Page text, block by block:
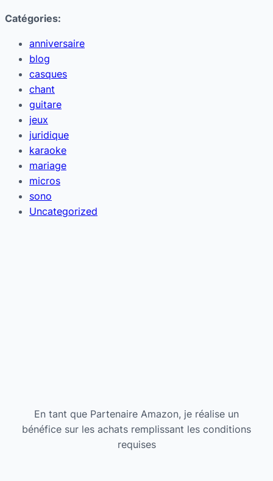
Catégories:
anniversaire
blog
casques
chant
guitare
jeux
juridique
karaoke
mariage
micros
sono
Uncategorized
En tant que Partenaire Amazon, je réalise un
bénéfice sur les achats remplissant les conditions
requises